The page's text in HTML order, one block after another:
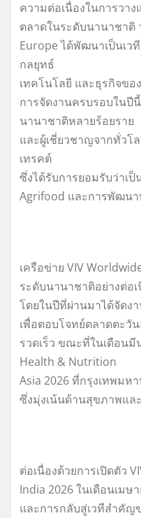
ความต่อเนื่องในการวา
ตลาดในระดับนานาชาติ
Europe ได้พัฒนาเป็นเว
กลยุทธ์
เทคโนโลยี และธุรกิจข
การจัดงานครบรอบในปี
นานาชาติหลายร้อยราย
และผู้เชี่ยวชาญจากทั่วโ
เทรคต์
ซึ่งได้รับการยอมรับว่าเ
Agrifood และการพัฒนา
เครือข่าย VIV
ระดับนานาชาติอย่างต่อเ
โดยในปีที่ผ่านมาได้จัดง
เพื่อตอบโจทย์ตลาดตะวั
รวดเร็ว ขณะที่ในเดือนมี
Health & Nutrition
Asia 2026 ที่กรุงเทพมห
ซึ่งมุ่งเน้นด้านสุขภาพแล
ต่อเนื่องด้วยการเปิดตัว
India 2026 ในเดือนเมษ
และการกลับสู่เวทีสำคั